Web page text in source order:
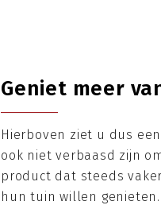
Geniet meer
Hierboven ziet u dus
ook niet verbaasd zijn
product dat steeds
hun tuin willen